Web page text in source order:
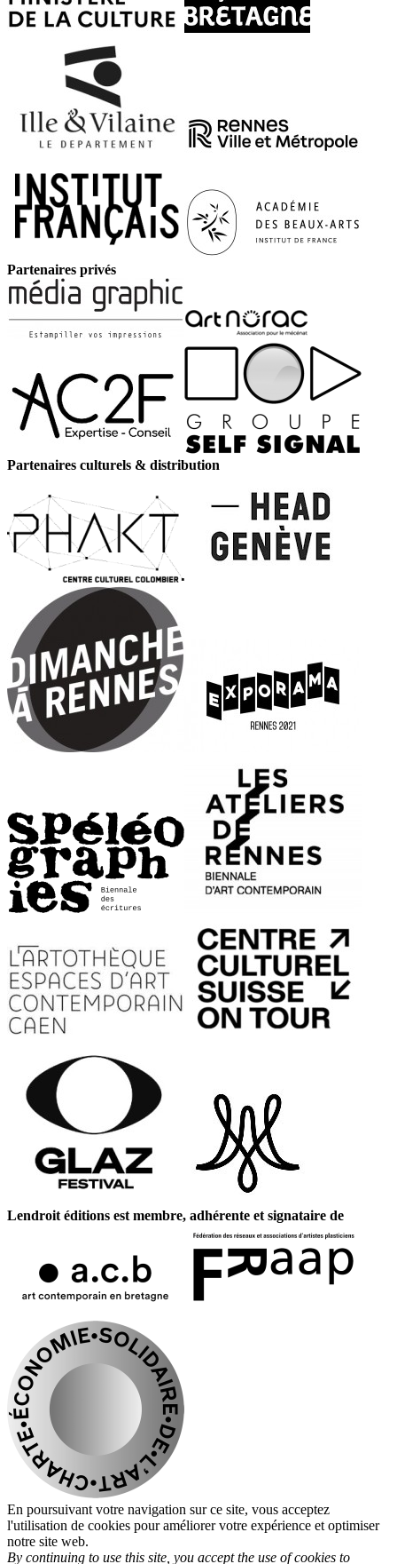
Partenaires privés
Partenaires culturels & distribution
Lendroit éditions est membre, adhérente et signataire de
En poursuivant votre navigation sur ce site, vous acceptez
l'utilisation de cookies pour améliorer votre expérience et optimiser
notre site web.
By continuing to use this site, you accept the use of cookies to